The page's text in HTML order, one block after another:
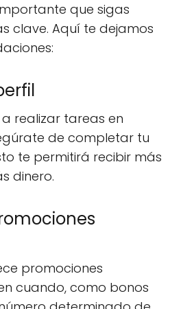
que sigas
clave. Aquí te dejamos
realizar tareas en
de completar tu
te permitirá recibir más
dinero.
promociones
cuando, como bonos